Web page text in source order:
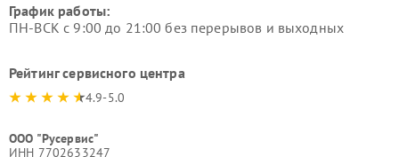
График работы:
ПН-ВСК с 9:00 до 21:00 без перерывов и выходных
Рейтинг сервисного центра
4.9-5.0
ООО "Русервис"
ИНН 7702633247